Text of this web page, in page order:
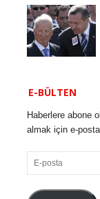
E-BÜLTEN
Haberlere abone
almak için e-
E-
posta